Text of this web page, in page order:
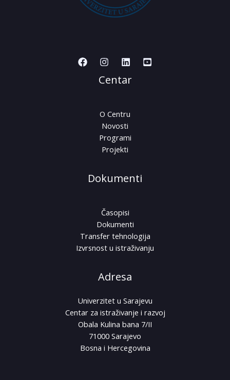
Centar
O Centru
Novosti
Programi
Projekti
Dokumenti
Časopisi
Dokumenti
Transfer tehnologija
Izvrsnost u istraživanju
Adresa
Univerzitet u Sarajevu
Centar za istraživanje i razvoj
Obala Kulina bana 7/II
71000 Sarajevo
Bosna i Hercegovina